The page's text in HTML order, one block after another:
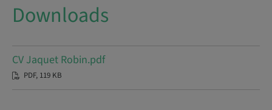
Downloads
CV Jaquet Robin.pdf
PDF, 119 KB